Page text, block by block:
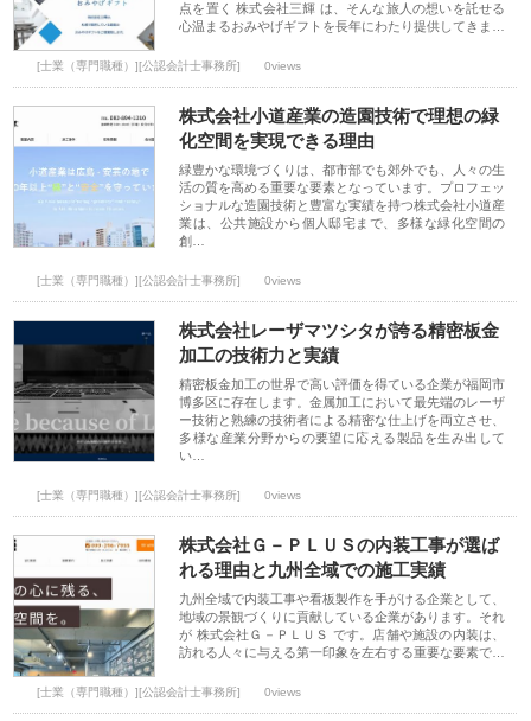
点を置く 株式会社三輝 は、そんな旅人の想いを託せる
心温まるおみやげギフトを長年にわたり提供してきま…
[士業（専門職種）][公認会計士事務所] 0views
株式会社小道産業の造園技術で理想の緑
化空間を実現できる理由
緑豊かな環境づくりは、都市部でも郊外でも、人々の生
活の質を高める重要な要素となっています。プロフェッ
ショナルな造園技術と豊富な実績を持つ株式会社小道産
業は、公共施設から個人邸宅まで、多様な緑化空間の
創…
[士業（専門職種）][公認会計士事務所] 0views
株式会社レーザマツシタが誇る精密板金
加工の技術力と実績
精密板金加工の世界で高い評価を得ている企業が福岡市
博多区に存在します。金属加工において最先端のレーザ
ー技術と熟練の技術者による精密な仕上げを両立させ、
多様な産業分野からの要望に応える製品を生み出して
い…
[士業（専門職種）][公認会計士事務所] 0views
株式会社Ｇ－ＰＬＵＳの内装工事が選ば
れる理由と九州全域での施工実績
九州全域で内装工事や看板製作を手がける企業として、
地域の景観づくりに貢献している企業があります。それ
が 株式会社Ｇ－ＰＬＵＳ です。店舗や施設の内装は、
訪れる人々に与える第一印象を左右する重要な要素で…
[士業（専門職種）][公認会計士事務所] 0views